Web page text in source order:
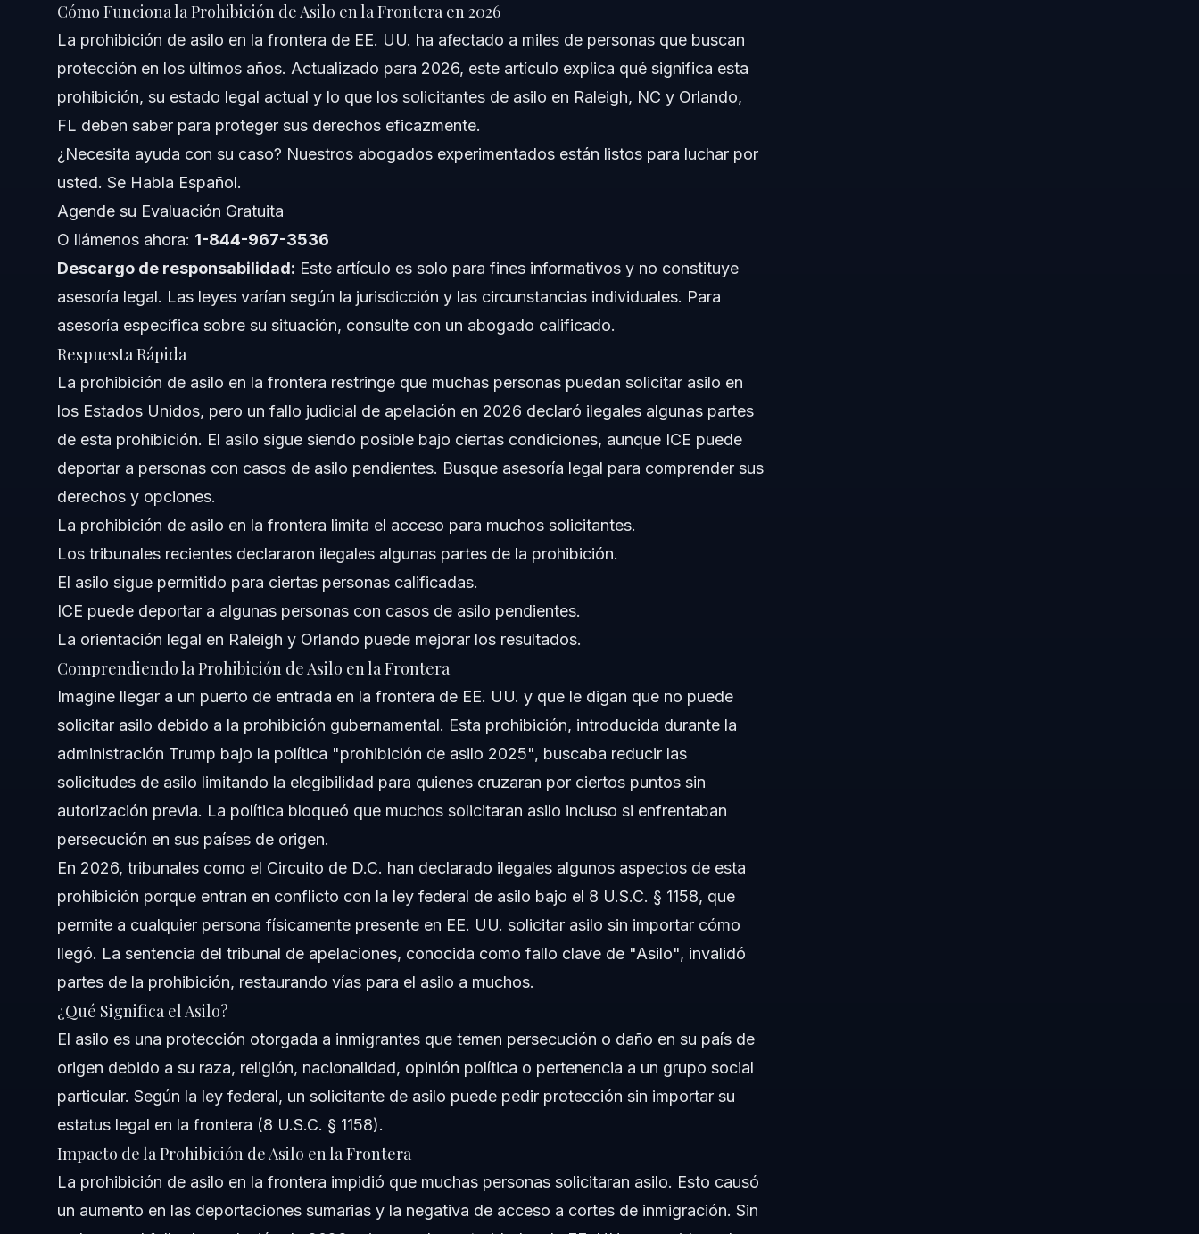
Comprendiendo la Prohibición de Asilo en la Frontera
¿Qué Significa el Asilo?
Impacto de la Prohibición de Asilo en la Frontera
Estado Legal a 2026
Pasos Clave para Proteger sus Derechos de Asilo
Paso 1: Comprenda su Elegibilidad para el Asilo
Paso 2: Presente su Solicitud Puntualmente
Paso 3: Reúna Evidencia de Apoyo
Paso 4: Asista a Entrevistas y Audiencias
Paso 5: Apelé si es Denegado
Errores Comunes al Solicitar Asilo que Debe Evitar
Preguntas Frecuentes sobre la Prohibición de Asilo
¿Cuál es la nueva regla para el asilo en 2026?
¿El asilo todavía se permite en EE. UU. con la prohibición?
¿ICE deporta personas con casos de asilo pendientes?
¿Qué significa el asilo legalmente?
¿Cómo se relacionan la prohibición de asilo y las entrevistas de temor creíble?
¿La prohibición de asilo puede afectar mi elegibilidad en Raleigh o Orlando?
¿Qué formularios necesito para solicitar asilo?
¿Cómo puede ayudar Vasquez Law Firm con casos de asilo?
Confianza y Experiencia del Abogado
Fuentes y Referencias
Cómo Funciona la Prohibición de Asilo en la Frontera en 2026
La prohibición de asilo en la frontera de EE. UU. ha afectado a miles de personas que buscan
protección en los últimos años. Actualizado para 2026, este artículo explica qué significa esta
prohibición, su estado legal actual y lo que los solicitantes de asilo en Raleigh, NC y Orlando,
FL deben saber para proteger sus derechos eficazmente.
¿Necesita ayuda con su caso? Nuestros abogados experimentados están listos para luchar por
usted. Se Habla Español.
Agende su Evaluación Gratuita
O llámenos ahora: 1-844-967-3536
Descargo de responsabilidad: Este artículo es solo para fines informativos y no constituye
asesoría legal. Las leyes varían según la jurisdicción y las circunstancias individuales. Para
asesoría específica sobre su situación, consulte con un abogado calificado.
Respuesta Rápida
La prohibición de asilo en la frontera restringe que muchas personas puedan solicitar asilo en
los Estados Unidos, pero un fallo judicial de apelación en 2026 declaró ilegales algunas partes
de esta prohibición. El asilo sigue siendo posible bajo ciertas condiciones, aunque ICE puede
deportar a personas con casos de asilo pendientes. Busque asesoría legal para comprender sus
derechos y opciones.
La prohibición de asilo en la frontera limita el acceso para muchos solicitantes.
Los tribunales recientes declararon ilegales algunas partes de la prohibición.
El asilo sigue permitido para ciertas personas calificadas.
ICE puede deportar a algunas personas con casos de asilo pendientes.
La orientación legal en Raleigh y Orlando puede mejorar los resultados.
Comprendiendo la Prohibición de Asilo en la Frontera
Imagine llegar a un puerto de entrada en la frontera de EE. UU. y que le digan que no puede
solicitar asilo debido a la prohibición gubernamental. Esta prohibición, introducida durante la
administración Trump bajo la política "prohibición de asilo 2025", buscaba reducir las
solicitudes de asilo limitando la elegibilidad para quienes cruzaran por ciertos puntos sin
autorización previa. La política bloqueó que muchos solicitaran asilo incluso si enfrentaban
persecución en sus países de origen.
En 2026, tribunales como el Circuito de D.C. han declarado ilegales algunos aspectos de esta
prohibición porque entran en conflicto con la ley federal de asilo bajo el 8 U.S.C. § 1158, que
permite a cualquier persona físicamente presente en EE. UU. solicitar asilo sin importar cómo
llegó. La sentencia del tribunal de apelaciones, conocida como fallo clave de "Asilo", invalidó
partes de la prohibición, restaurando vías para el asilo a muchos.
¿Qué Significa el Asilo?
El asilo es una protección otorgada a inmigrantes que temen persecución o daño en su país de
origen debido a su raza, religión, nacionalidad, opinión política o pertenencia a un grupo social
particular. Según la ley federal, un solicitante de asilo puede pedir protección sin importar su
estatus legal en la frontera (8 U.S.C. § 1158).
Impacto de la Prohibición de Asilo en la Frontera
La prohibición de asilo en la frontera impidió que muchas personas solicitaran asilo. Esto causó
un aumento en las deportaciones sumarias y la negativa de acceso a cortes de inmigración. Sin